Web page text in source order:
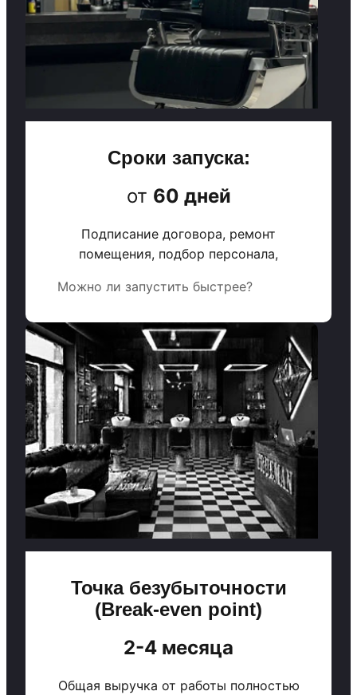
Сроки запуска:
от 60 дней
Подписание договора, ремонт
помещения, подбор персонала,
Можно ли запустить быстрее?
Точка безубыточности
(Break-even point)
2-4 месяца
Общая выручка от работы полностью